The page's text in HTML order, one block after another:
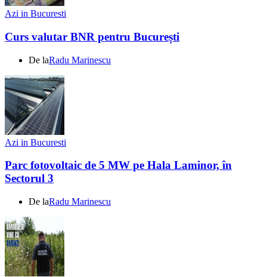
Azi in Bucuresti
Curs valutar BNR pentru București
De laRadu Marinescu
Azi in Bucuresti
Parc fotovoltaic de 5 MW pe Hala Laminor, în
Sectorul 3
De laRadu Marinescu